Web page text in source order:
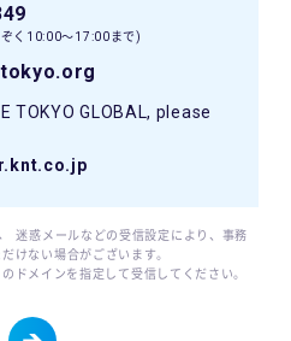
く10:00〜17:00まで)
TOKYO GLOBAL, please
迷惑メールなどの受信設定により、事務
けない場合がございます。
ドメインを指定して受信してください。